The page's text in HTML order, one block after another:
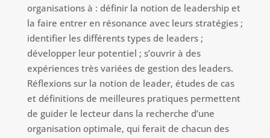
organisations à : définir la notion de leadership et
la faire entrer en résonance avec leurs stratégies ;
identifier les différents types de leaders ;
développer leur potentiel ; s’ouvrir à des
expériences très variées de gestion des leaders.
Réflexions sur la notion de leader, études de cas
et définitions de meilleures pratiques permettent
de guider le lecteur dans la recherche d’une
organisation optimale, qui ferait de chacun des